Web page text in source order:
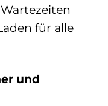
für alle
und